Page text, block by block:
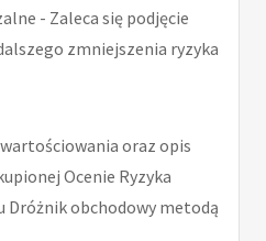
- Zaleca się podjęcie
zmniejszenia ryzyka
oraz opis
Ocenie Ryzyka
Dróżnik obchodowy metodą